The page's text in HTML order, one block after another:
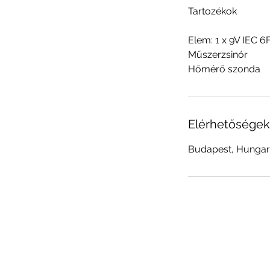
Tartozékok
Elem: 1 x 9V IEC
Műszerzsinór
Hőmérő szonda
Elérhetőségek
Budapest,